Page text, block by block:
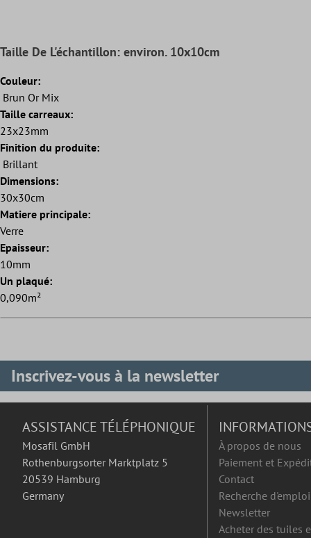
Taille De L'échantillon: environ. 10x10cm
Couleur:
Brun Or Mix
Taille carreaux:
23x23mm
Finition du produite:
Brillant
Dimensions:
30x30cm
Matiere principale:
Verre
Epaisseur:
10mm
Un plaqué:
0,090m²
Inscrivez-vous à la newsletter
ASSISTANCE TÉLÉPHONIQUE
Mosafil GmbH
Rothenburgsorter Marktplatz 5
20539 Hamburg
Germany
À propos de nous
Paiement et
Contact
Recherche d'emploi
Newsletter
Acheter des tuiles